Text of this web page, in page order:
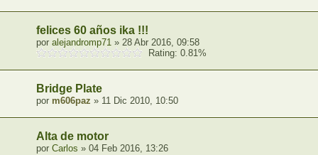
felices 60 años ika !!!
por alejandromp71 » 28 Abr 2016, 09:58
Rating: 0.81%
Bridge Plate
por m606paz » 11 Dic 2010, 10:50
Alta de motor
por Carlos » 04 Feb 2016, 13:26